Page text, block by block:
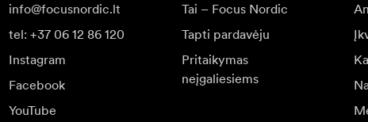
info@focusnordic.lt
tel: +37 06 12 86 120
Instagram
Facebook
YouTube
Tai – Focus Nordic
Tapti pardavėju
Pritaikymas
neįgaliesiems